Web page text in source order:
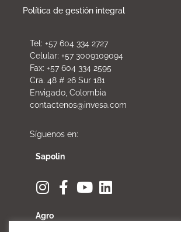
Política de gestión integral
Tel: +57 604 334 2727
Celular: +57 3009109094
Fax: +57 604 334 2595
Cra. 48 # 26 Sur 181
Envigado, Colombia
contactenos@invesa.com
Síguenos en:
Sapolin
Agro